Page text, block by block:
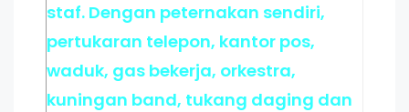
staf. Dengan peternakan sendiri,
pertukaran telepon, kantor pos,
waduk, gas bekerja, orkestra,
kuningan band, tukang daging dan